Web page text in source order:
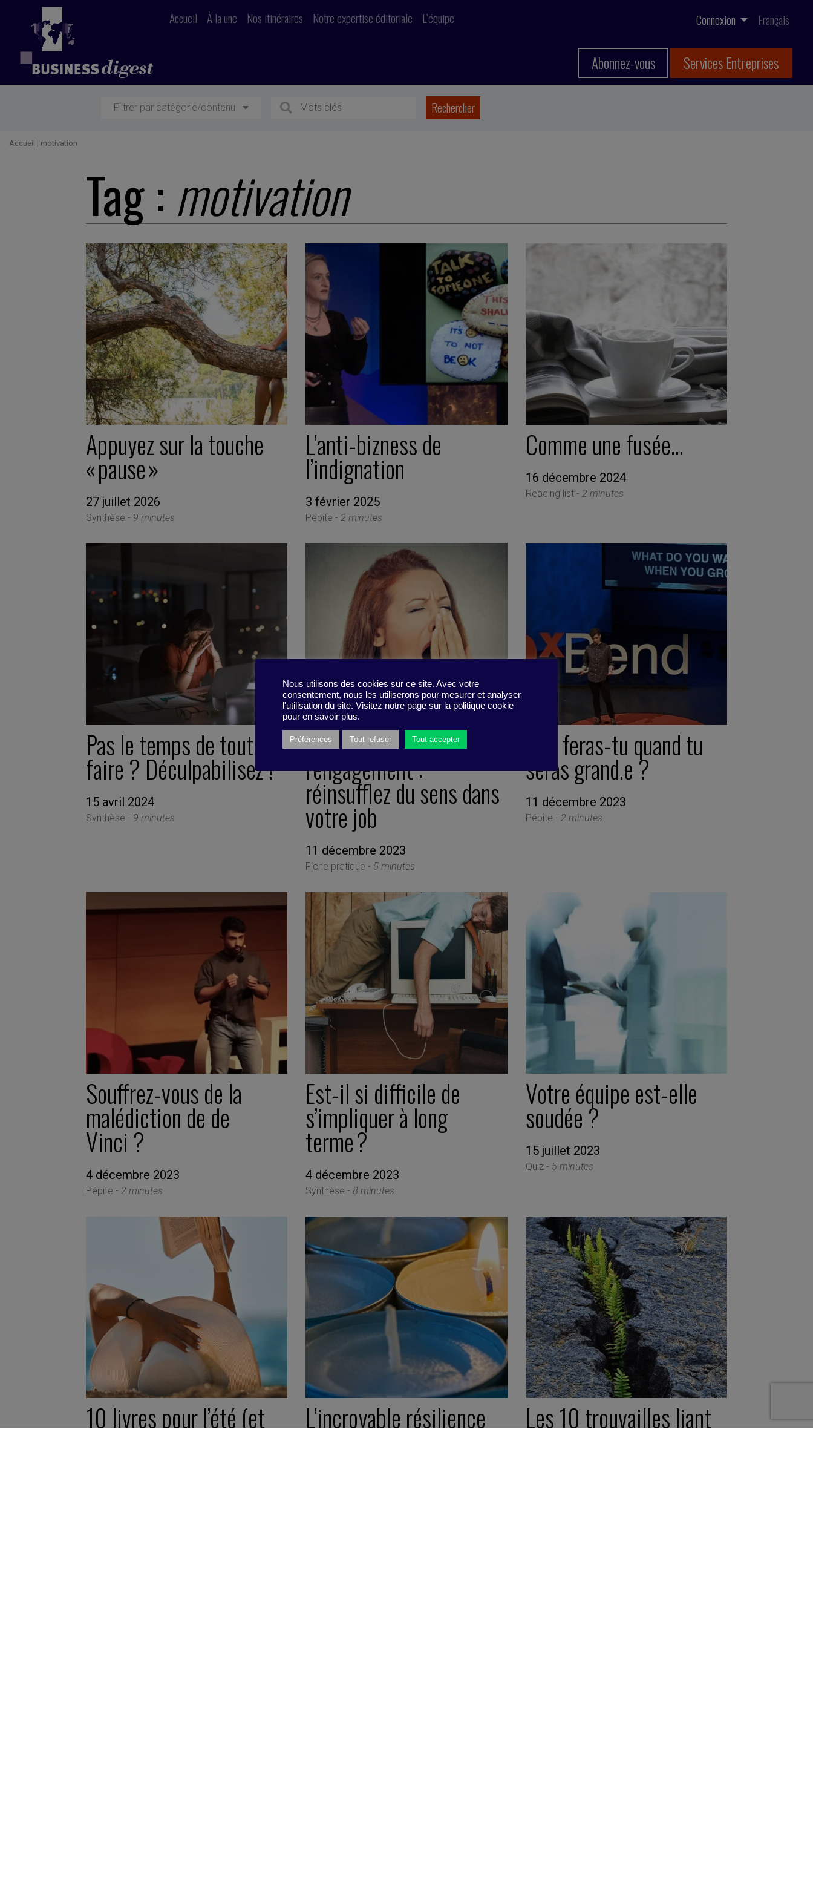
Accueil À la une Nos itinéraires Notre expertise éditoriale L’équipe Connexion Français
Abonnez-vous Services Entreprises
Filtrer par catégorie/contenu
Accueil | motivation
Tag : motivation
Appuyez sur la touche
« pause »
27 juillet 2026
Synthèse - 9 minutes
L’anti-bizness de
l’indignation
3 février 2025
Pépite - 2 minutes
Comme une fusée…
16 décembre 2024
Reading list - 2 minutes
Pas le temps de tout
faire ? Déculpabilisez !
15 avril 2024
Synthèse - 9 minutes
Etape #1 de
l’engagement :
réinsufflez du sens dans
votre job
11 décembre 2023
Fiche pratique - 5 minutes
Que feras-tu quand tu
seras grand.e ?
11 décembre 2023
Pépite - 2 minutes
Souffrez-vous de la
malédiction de de
Vinci ?
4 décembre 2023
Pépite - 2 minutes
Est-il si difficile de
s’impliquer à long
terme ?
4 décembre 2023
Synthèse -8 minutes
Votre équipe est-elle
soudée ?
15 juillet 2023
Quiz - 5 minutes
10 livres pour l’été (et L’incroyable résilience Les 10 trouvailles liant
Nous utilisons des cookies sur ce site. Avec votre
consentement, nous les utiliserons pour mesurer et analyser
l'utilisation du site. Visitez notre page sur la politique cookie
pour en savoir plus.
Préférences Tout refuser Tout accepter